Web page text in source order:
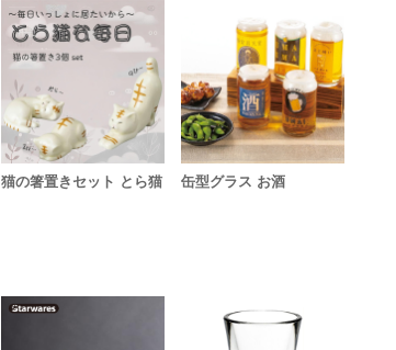
猫の箸置きセット とら猫 缶型グラス お酒